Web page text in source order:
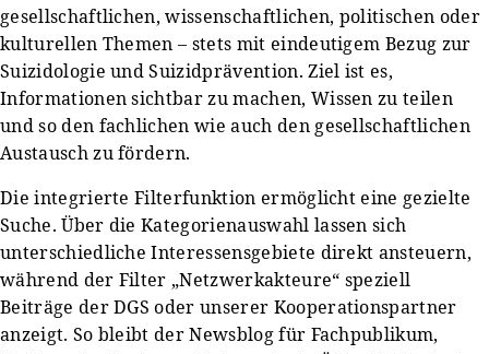
gesellschaftlichen, wissenschaftlichen, politischen oder
kulturellen Themen – stets mit eindeutigem Bezug zur
Suizidologie und Suizidprävention. Ziel ist es,
Informationen sichtbar zu machen, Wissen zu teilen
und so den fachlichen wie auch den gesellschaftlichen
Austausch zu fördern.
Die integrierte Filterfunktion ermöglicht eine gezielte
Suche. Über die Kategorienauswahl lassen sich
unterschiedliche Interessensgebiete direkt ansteuern,
während der Filter „Netzwerkakteure“ speziell
Beiträge der DGS oder unserer Kooperationspartner
anzeigt. So bleibt der Newsblog für Fachpublikum,